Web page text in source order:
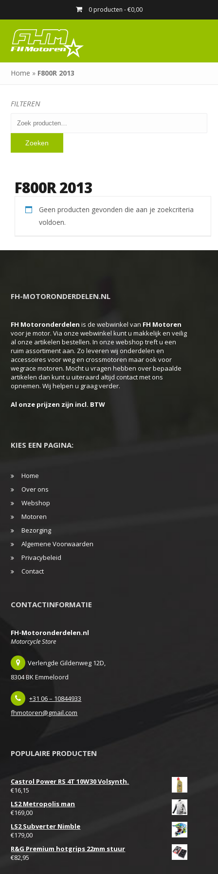
0 producten -€0,00
Home » F800R 2013
FILTEREN
Zoeken
naar:
Zoeken
F800R 2013
Geen producten gevonden die aan je zoekcriteria
voldoen.
FH-MOTORONDERDELEN.NL
FH Motoronderdelen is de webwinkel van FH Motoren
voor je motor. Via onze webwinkel kunt u makkelijk en veilig
al onze artikelen bestellen. In onze webshop treft u een
ruim assortiment aan. Zo leveren wij onderdelen en
accessoires voor weg en crossmotoren maar ook voor
wegrace motoren. Mocht u vragen hebben over bepaalde
artikelen dan kunt u uiteraard altijd contact met ons
opnemen. Wij helpen u graag verder.
Al onze prijzen zijn incl. BTW
KIES EEN PAGINA:
Home
Over ons
Webshop
Motoren
Bezorging
Algemene Voorwaarden
Privacybeleid
Contact
CONTACTINFORMATIE
FH-Motoronderdelen.nl
Motorcycle Store
Verlengde Gildenweg 12D,
8304 BK Emmeloord
+31 06 – 10844933
fhmotoren@gmail.com
POPULAIRE PRODUCTEN
Castrol Power RS 4T 10W30 Volsynth.
€16,15
LS2 Metropolis man
€169,00
LS2 Subverter Nimble
€179,00
R&G Premium hotgrips 22mm stuur
€82,95